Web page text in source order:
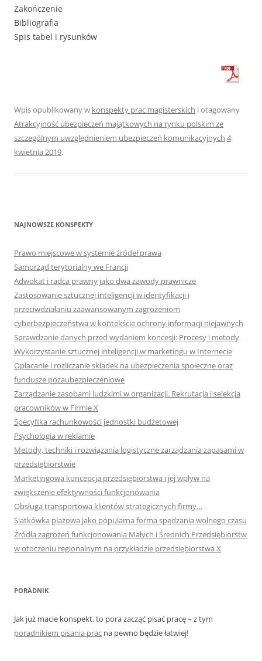
Zakończenie
Bibliografia
Spis tabel i rysunków
Wpis opublikowany w konspekty prac magisterskich i otagowany
Atrakcyjność ubezpieczeń majątkowych na rynku polskim ze
szczególnym uwzględnieniem ubezpieczeń komunikacyjnych 4
kwietnia 2019.
NAJNOWSZE KONSPEKTY
Prawo miejscowe w systemie źródeł prawa
Samorząd terytorialny we Francji
Adwokat i radca prawny jako dwa zawody prawnicze
Zastosowanie sztucznej inteligencji w identyfikacji i
przeciwdziałaniu zaawansowanym zagrożeniom
cyberbezpieczeństwa w kontekście ochrony informacji niejawnych
Sprawdzanie danych przed wydaniem koncesji: Procesy i metody
Wykorzystanie sztucznej inteligencji w marketingu w Internecie
Opłacanie i rozliczanie składek na ubezpieczenia społeczne oraz
fundusze pozaubezpieczeniowe
Zarządzanie zasobami ludzkimi w organizacji. Rekrutacja i selekcja
pracowników w Firmie X
Specyfika rachunkowości jednostki budżetowej
Psychologia w reklamie
Metody, techniki i rozwiązania logistyczne zarządzania zapasami w
przedsiębiorstwie
Marketingowa koncepcja przedsiębiorstwa i jej wpływ na
zwiększenie efektywności funkcjonowania
Obsługa transportowa klientów strategicznych firmy…
Siatkówka plażowa jako popularna forma spędzania wolnego czasu
Źródła zagrożeń funkcjonowania Małych i Średnich Przedsiębiorstw
w otoczeniu regionalnym na przykładzie przedsiębiorstwa X
PORADNIK
Jak już macie konspekt, to pora zacząć pisać pracę – z tym
poradnikiem pisania prac na pewno będzie łatwiej!